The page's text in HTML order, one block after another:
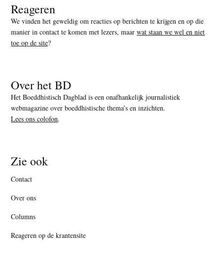
Reageren
We vinden het geweldig om reacties op berichten te krijgen en op die
manier in contact te komen met lezers, maarwat staan we wel en niet
toe op de site?
Over het BD
Het Boeddhistisch Dagblad is een onafhankelijk journalistiek
webmagazine over boeddhistische thema’s en inzichten.
Lees ons colofon.
Zie ook
Contact
Over ons
Columns
Reageren op de krantensite